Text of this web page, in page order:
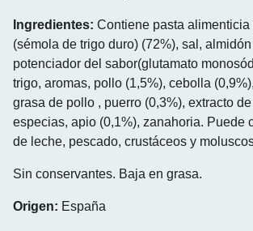
Ingredientes: Contiene pasta alimenticia
(sémola de trigo duro) (72%), sal,
potenciador del sabor(glutamato
trigo, aromas, pollo (1,5%), cebolla
grasa de pollo , puerro (0,3%), extracto
especias, apio (0,1%), zanahoria. Puede
de leche, pescado, crustáceos y
Sin conservantes. Baja en grasa.
Origen: España